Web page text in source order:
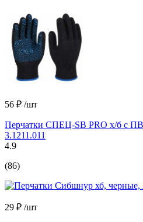
56 ₽ /шт
Перчатки СПЕЦ-SB PRO х/б с
3.1211.011
4.9
(86)
29 ₽ /шт